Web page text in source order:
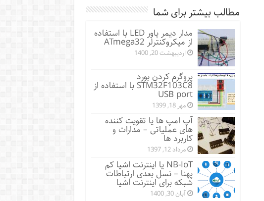
مطالب بیشتر برای شما
مدار دیمر پاور LED با استفاده
از میکروکنترلر ATmega32
اردیبهشت 20, 1400
پروگرم کردن بورد
STM32F103C8 با استفاده از
USB port
مهر 18, 1399
آپ امپ ها یا تقویت کننده
های عملیاتی – مدارات و
کاربرد ها
مرداد 12, 1397
NB-IoT یا اینترنت اشیا کم
پهنا – نسل بعدی ارتباطات
شبکه برای اینترنت اشیا
آبان 30, 1400